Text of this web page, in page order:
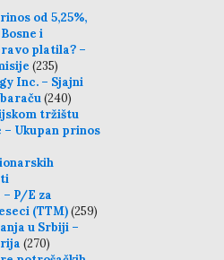
od 5,25%,
i
platila? –
(235)
Inc. – Sjajni
(240)
tržištu
– Ukupan prinos
P/E za
(TTM)(259)
u Srbiji –
(270)